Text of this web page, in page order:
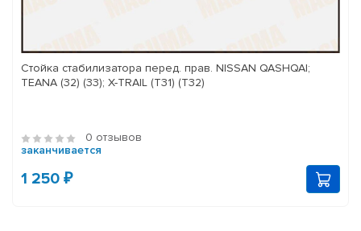
Стойка стабилизатора перед. прав. NISSAN QASHQAI;
TEANA (32) (33); X-TRAIL (T31) (T32)
0 отзывов
заканчивается
1 250 ₽